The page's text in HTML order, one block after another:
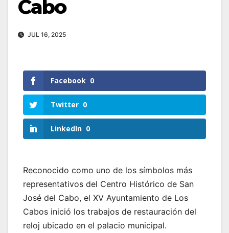
Cabo
JUL 16, 2025
Facebook 0
Twitter 0
LinkedIn 0
Reconocido como uno de los símbolos más
representativos del Centro Histórico de San
José del Cabo, el XV Ayuntamiento de Los
Cabos inició los trabajos de restauración del
reloj ubicado en el palacio municipal.